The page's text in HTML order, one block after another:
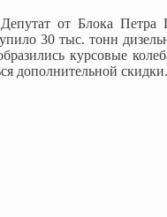
Депутат от Блока
30 тыс. тонн
курсовые
дополнительной скидки.